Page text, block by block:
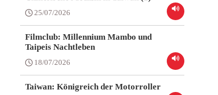
25/07/2026
Filmclub: Millennium Mambo und
Taipeis Nachtleben
18/07/2026
Taiwan: Königreich der Motorroller